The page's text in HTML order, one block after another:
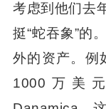
考虑到他们去
挺“蛇吞象”的
外的资产。例
1000万美